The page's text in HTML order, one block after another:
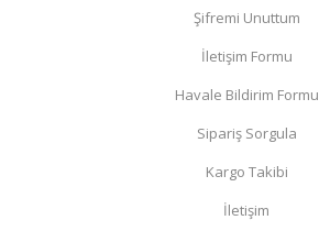
Şifremi Unuttum
İletişim Formu
Havale Bildirim Formu
Sipariş Sorgula
Kargo Takibi
İletişim